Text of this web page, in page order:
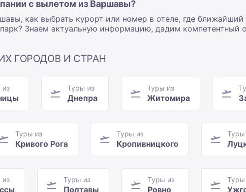
с вылетом из Варшавы?
как выбрать курорт или номер в отеле, где
Знаем актуальную информацию, дадим компетентный
ГОРОДОВ И СТРАН
из Туры из
Днепра
Туры из
Житомира
Туры из
Кривого Рога
Туры из
Кропивницкого
Туры
из Туры из
Полтавы
Туры из
Ровно
Туры